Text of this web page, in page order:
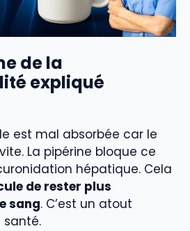
de la
expliqué
est mal absorbée car le
La pipérine bloque ce
hépatique. Cela
de rester plus
sang. C’est un atout
santé.